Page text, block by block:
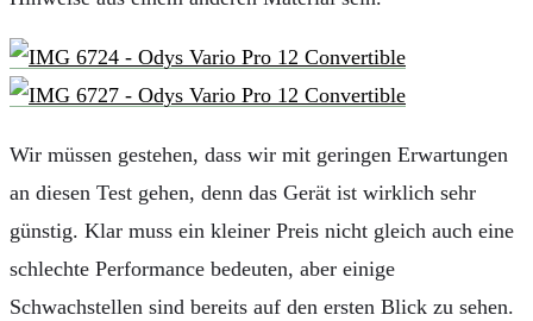
Wir müssen gestehen, dass wir mit geringen Erwartungen
an diesen Test gehen, denn das Gerät ist wirklich sehr
günstig. Klar muss ein kleiner Preis nicht gleich auch eine
schlechte Performance bedeuten, aber einige
Schwachstellen sind bereits auf den ersten Blick zu sehen.